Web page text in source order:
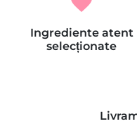
Ingrediente atent
selecționate